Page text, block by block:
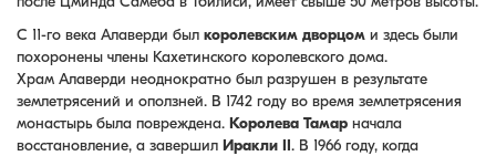
С 11-го века Алаверди был королевским дворцом и здесь были
похоронены члены Кахетинского королевского дома.
Храм Алаверди неоднократно был разрушен в результате
землетрясений и оползней. В 1742 году во время землетрясения
монастырь была повреждена. Королева Тамар начала
восстановление, а завершил Иракли II. В 1966 году, когда